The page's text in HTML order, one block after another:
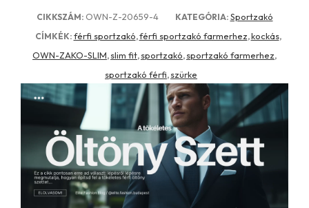
CIKKSZÁM: OWN-Z-20659-4 KATEGÓRIA: Sportzakó
CÍMKÉK: férfi sportzakó,férfi sportzakó farmerhez,kockás,
OWN-ZAKO-SLIM, slim fit, sportzakó, sportzakó farmerhez,
sportzakó férfi, szürke